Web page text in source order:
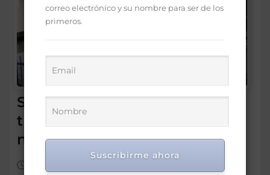
SNS: hospitales operan con
tres turnos de cuatro horas,
no con tanda extendida
correo electrónico y su nombre para ser de los
primeros.
Suscribirme ahora